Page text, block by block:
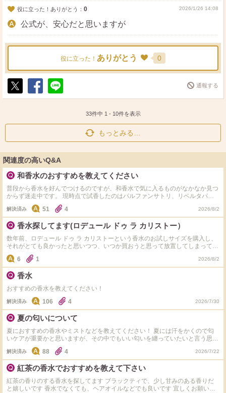
役に立った！ありがとう： 0 2026/1/26 14:08
公式が、安心だと思いますが
役に立った！ ありがとう 0
ポ
シ
送
通報する
33件中 1 - 10件を表示
もっとみる…
関連度の高いQ&A
和香水のおすすめを教えてください
普段から香水を好んでつけるのですが、和香水で気に入るものがなかなか見つ
からず迷走中です。 現時点で試香したのはパルファンサトリ、リベルタパフ
ューム、破天荒、ジェイセント、KITOWA、武蔵野ワークス、canomaあたり
です。 もし上記ブランド以外でも使っているものがあるよ！という方はぜひ
教えてください(^ ^)
解決済み 51 4 2026/8/2
香水探してます(ロデュール ドゥ ラ カリストー）
数年前、ロデュール ドゥ ラ カリストーという香水のお試しサイズを購入し、
それがとても良かったと思いつつ、いつか買おうと思って放置してしまってい
ました。 先程調べたところ、ホームページは乗っ取られている？ようで、メ
ルカリなどにも出品はなく、販売している場所にたどり着けません。 どなた
か、この香水が今どこで買えるかご存知の方がいれば教えていただきたいで
す。 また、もし買えないのであれば、その理由と、似ている香水なども教え
ていただけると嬉しいです♪
6 1 2026/8/2
香水
おすすめの香水を教えてください！
解決済み 106 4 2026/7/30
夏の匂いについて
夏におすすめの香水やミストなどを教えてください！ 夏には汗をかくので匂
いケアが重要かと思いますが、その中でもいい匂いを纏っていたいと言う思い
があります。
解決済み 88 4 2026/7/22
紅茶の香水でおすすめを教えて下さい
紅茶の香りのする香水を探してます ブラックティで、少し甘みのある香りだ
と嬉しいです 香水でなくても、ヘアオイルなどでも良いです 宜しくお願いし